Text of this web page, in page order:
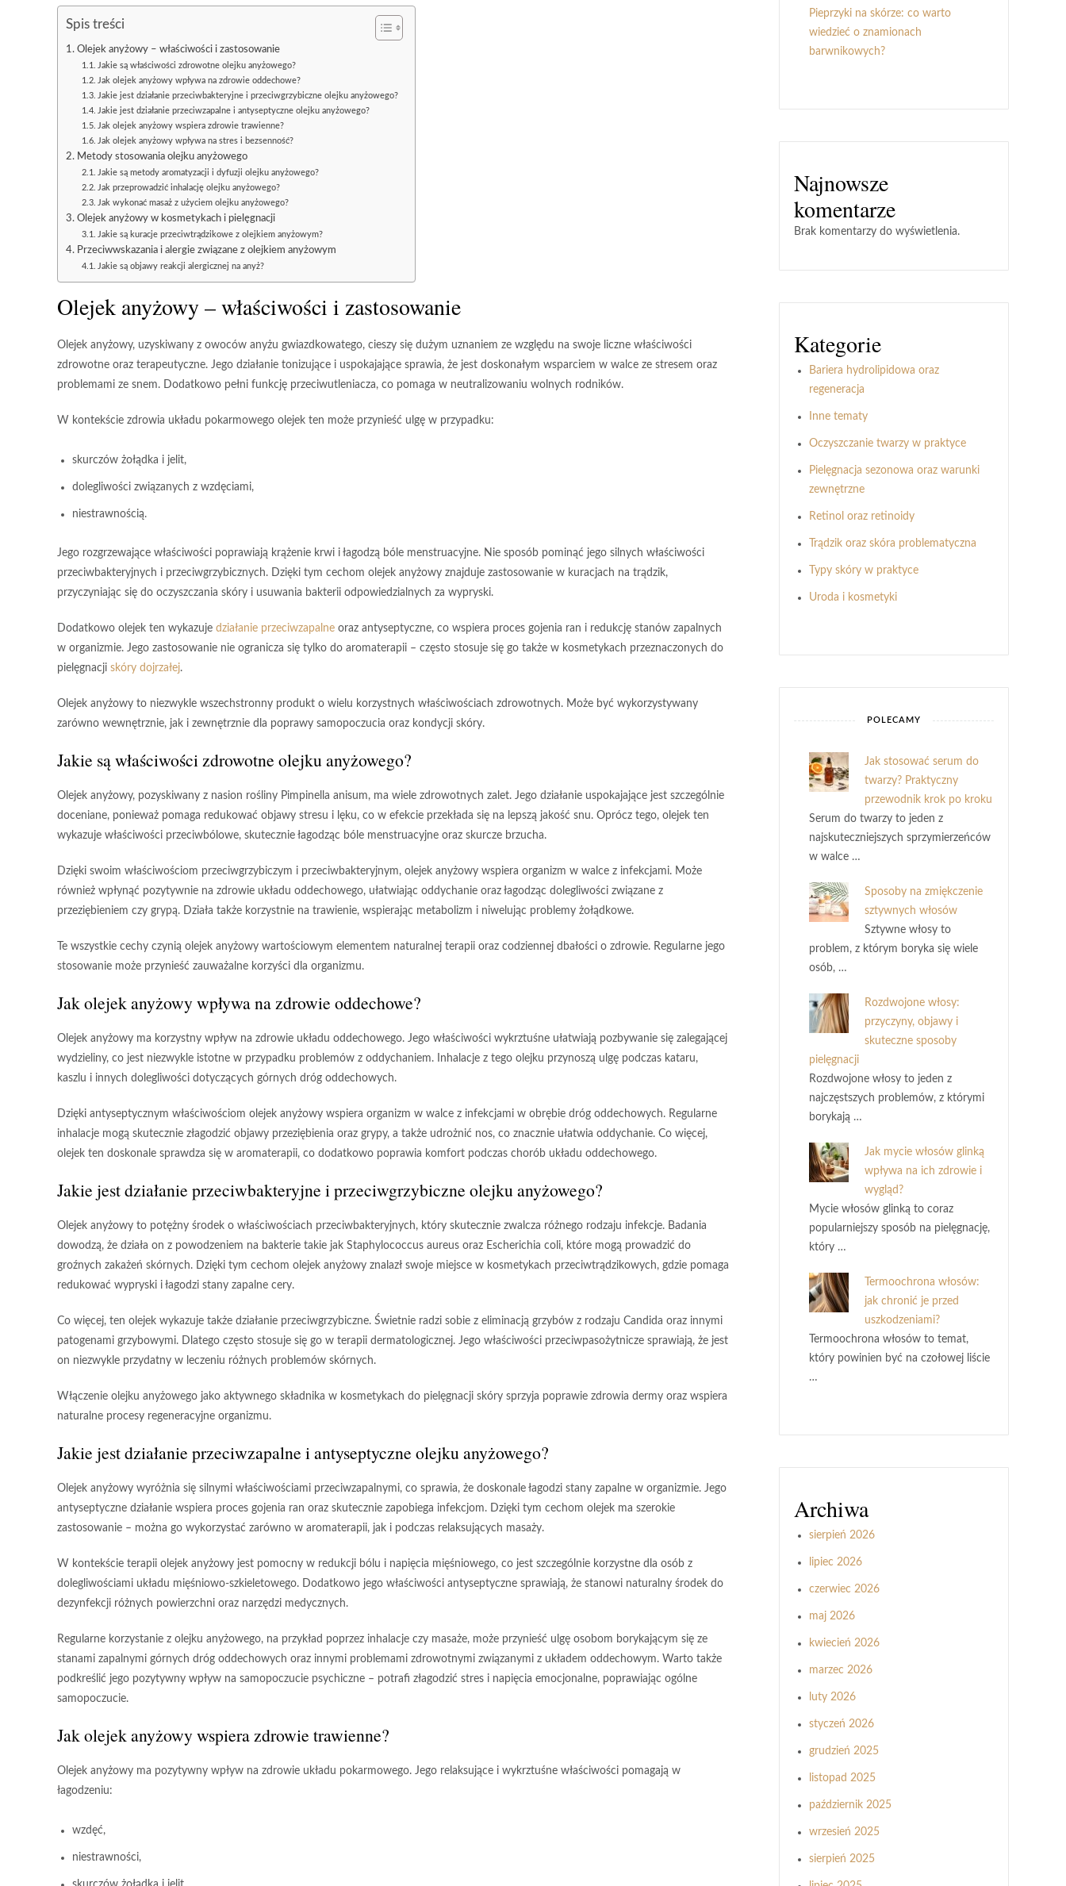
Spis treści
Olejek anyżowy – właściwości i zastosowanie
Jakie są właściwości zdrowotne olejku anyżowego?
Jak olejek anyżowy wpływa na zdrowie oddechowe?
Jakie jest działanie przeciwbakteryjne i przeciwgrzybiczne olejku anyżowego?
Jakie jest działanie przeciwzapalne i antyseptyczne olejku anyżowego?
Jak olejek anyżowy wspiera zdrowie trawienne?
Jak olejek anyżowy wpływa na stres i bezsenność?
Metody stosowania olejku anyżowego
Jakie są metody aromatyzacji i dyfuzji olejku anyżowego?
Jak przeprowadzić inhalację olejku anyżowego?
Jak wykonać masaż z użyciem olejku anyżowego?
Olejek anyżowy w kosmetykach i pielęgnacji
Jakie są kuracje przeciwtrądzikowe z olejkiem anyżowym?
Przeciwwskazania i alergie związane z olejkiem anyżowym
Jakie są objawy reakcji alergicznej na anyż?
Olejek anyżowy – właściwości i zastosowanie
Olejek anyżowy, uzyskiwany z owoców anyżu gwiazdkowatego, cieszy się dużym uznaniem ze względu na swoje liczne właściwości
zdrowotne oraz terapeutyczne. Jego działanie tonizujące i uspokajające sprawia, że jest doskonałym wsparciem w walce ze stresem oraz
problemami ze snem. Dodatkowo pełni funkcję przeciwutleniacza, co pomaga w neutralizowaniu wolnych rodników.
W kontekście zdrowia układu pokarmowego olejek ten może przynieść ulgę w przypadku:
skurczów żołądka i jelit,
dolegliwości związanych z wzdęciami,
niestrawnością.
Jego rozgrzewające właściwości poprawiają krążenie krwi i łagodzą bóle menstruacyjne. Nie sposób pominąć jego silnych właściwości
przeciwbakteryjnych i przeciwgrzybicznych. Dzięki tym cechom olejek anyżowy znajduje zastosowanie w kuracjach na trądzik,
przyczyniając się do oczyszczania skóry i usuwania bakterii odpowiedzialnych za wypryski.
Dodatkowo olejek ten wykazuje działanie przeciwzapalne oraz antyseptyczne, co wspiera proces gojenia ran i redukcję stanów zapalnych
w organizmie. Jego zastosowanie nie ogranicza się tylko do aromaterapii – często stosuje się go także w kosmetykach przeznaczonych do
pielęgnacji skóry dojrzałej.
Olejek anyżowy to niezwykle wszechstronny produkt o wielu korzystnych właściwościach zdrowotnych. Może być wykorzystywany
zarówno wewnętrznie, jak i zewnętrznie dla poprawy samopoczucia oraz kondycji skóry.
Jakie są właściwości zdrowotne olejku anyżowego?
Olejek anyżowy, pozyskiwany z nasion rośliny Pimpinella anisum, ma wiele zdrowotnych zalet. Jego działanie uspokajające jest szczególnie
doceniane, ponieważ pomaga redukować objawy stresu i lęku, co w efekcie przekłada się na lepszą jakość snu. Oprócz tego, olejek ten
wykazuje właściwości przeciwbólowe, skutecznie łagodząc bóle menstruacyjne oraz skurcze brzucha.
Dzięki swoim właściwościom przeciwgrzybiczym i przeciwbakteryjnym, olejek anyżowy wspiera organizm w walce z infekcjami. Może
również wpłynąć pozytywnie na zdrowie układu oddechowego, ułatwiając oddychanie oraz łagodząc dolegliwości związane z
przeziębieniem czy grypą. Działa także korzystnie na trawienie, wspierając metabolizm i niwelując problemy żołądkowe.
Te wszystkie cechy czynią olejek anyżowy wartościowym elementem naturalnej terapii oraz codziennej dbałości o zdrowie. Regularne jego
stosowanie może przynieść zauważalne korzyści dla organizmu.
Jak olejek anyżowy wpływa na zdrowie oddechowe?
Olejek anyżowy ma korzystny wpływ na zdrowie układu oddechowego. Jego właściwości wykrztuśne ułatwiają pozbywanie się zalegającej
wydzieliny, co jest niezwykle istotne w przypadku problemów z oddychaniem.
Inhalacje z tego olejku przynoszą ulgę podczas kataru,
kaszlu i innych dolegliwości dotyczących górnych dróg oddechowych.
Dzięki antyseptycznym właściwościom olejek anyżowy wspiera organizm w walce z infekcjami w obrębie dróg oddechowych. Regularne
inhalacje mogą skutecznie złagodzić objawy przeziębienia oraz grypy, a także udrożnić nos, co znacznie ułatwia oddychanie. Co więcej,
olejek ten doskonale sprawdza się w aromaterapii, co dodatkowo poprawia komfort podczas chorób układu oddechowego.
Jakie jest działanie przeciwbakteryjne i przeciwgrzybiczne olejku anyżowego?
Olejek anyżowy to potężny środek o właściwościach przeciwbakteryjnych, który skutecznie zwalcza różnego rodzaju infekcje. Badania
dowodzą, że działa on z powodzeniem na bakterie takie jak Staphylococcus aureus oraz Escherichia coli, które mogą prowadzić do
groźnych zakażeń skórnych. Dzięki tym cechom olejek anyżowy znalazł swoje miejsce w kosmetykach przeciwtrądzikowych, gdzie pomaga
redukować wypryski i łagodzi stany zapalne cery.
Co więcej, ten olejek wykazuje także działanie przeciwgrzybiczne. Świetnie radzi sobie z eliminacją grzybów z rodzaju Candida oraz innymi
patogenami grzybowymi. Dlatego często stosuje się go w terapii dermatologicznej. Jego właściwości przeciwpasożytnicze sprawiają, że jest
on niezwykle przydatny w leczeniu różnych problemów skórnych.
Włączenie olejku anyżowego jako aktywnego składnika w kosmetykach do pielęgnacji skóry sprzyja poprawie zdrowia dermy oraz wspiera
naturalne procesy regeneracyjne organizmu.
Jakie jest działanie przeciwzapalne i antyseptyczne olejku anyżowego?
Olejek anyżowy wyróżnia się silnymi właściwościami przeciwzapalnymi, co sprawia, że doskonale łagodzi stany zapalne w organizmie. Jego
antyseptyczne działanie wspiera proces gojenia ran oraz skutecznie zapobiega infekcjom. Dzięki tym cechom olejek ma szerokie
zastosowanie – można go wykorzystać zarówno w aromaterapii, jak i podczas relaksujących masaży.
W kontekście terapii olejek anyżowy jest pomocny w redukcji bólu i napięcia mięśniowego, co jest szczególnie korzystne dla osób z
dolegliwościami układu mięśniowo-szkieletowego. Dodatkowo jego właściwości antyseptyczne sprawiają, że stanowi naturalny środek do
dezynfekcji różnych powierzchni oraz narzędzi medycznych.
Regularne korzystanie z olejku anyżowego, na przykład poprzez inhalacje czy masaże, może przynieść ulgę osobom borykającym się ze
stanami zapalnymi górnych dróg oddechowych oraz innymi problemami zdrowotnymi związanymi z układem oddechowym. Warto także
podkreślić jego pozytywny wpływ na samopoczucie psychiczne – potrafi złagodzić stres i napięcia emocjonalne, poprawiając ogólne
samopoczucie.
Jak olejek anyżowy wspiera zdrowie trawienne?
Olejek anyżowy ma pozytywny wpływ na zdrowie układu pokarmowego. Jego relaksujące i wykrztuśne właściwości pomagają w
łagodzeniu:
wzdęć,
niestrawności,
Pieprzyki na skórze: co warto
wiedzieć o znamionach
barwnikowych?
Najnowsze
komentarze
Brak komentarzy do wyświetlenia.
Kategorie
Bariera hydrolipidowa oraz
regeneracja
Inne tematy
Oczyszczanie twarzy w praktyce
Pielęgnacja sezonowa oraz warunki
zewnętrzne
Retinol oraz retinoidy
Trądzik oraz skóra problematyczna
Typy skóry w praktyce
Uroda i kosmetyki
POLECAMY
Jak stosować serum do
twarzy? Praktyczny
przewodnik krok po kroku
Serum do twarzy to jeden z
najskuteczniejszych sprzymierzeńców
w walce …
Sposoby na zmiękczenie
sztywnych włosów
Sztywne włosy to
problem, z którym boryka się wiele
osób, …
Rozdwojone włosy:
przyczyny, objawy i
skuteczne sposoby
pielęgnacji
Rozdwojone włosy to jeden z
najczęstszych problemów, z którymi
borykają …
Jak mycie włosów glinką
wpływa na ich zdrowie i
wygląd?
Mycie włosów glinką to coraz
popularniejszy sposób na pielęgnację,
który …
Termoochrona włosów:
jak chronić je przed
uszkodzeniami?
Termoochrona włosów to temat,
który powinien być na czołowej liście
…
Archiwa
sierpień 2026
lipiec 2026
czerwiec 2026
maj 2026
kwiecień 2026
marzec 2026
luty 2026
styczeń 2026
grudzień 2025
listopad 2025
październik 2025
wrzesień 2025
sierpień 2025